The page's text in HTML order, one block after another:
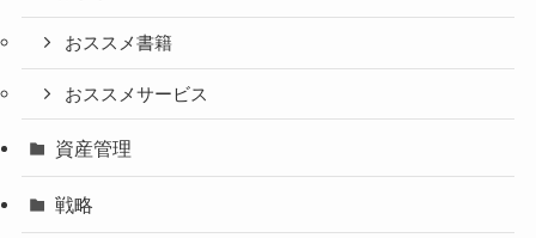
おススメ書籍
おススメサービス
資産管理
戦略